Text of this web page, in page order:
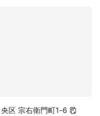
区 宗右衛門町1-6